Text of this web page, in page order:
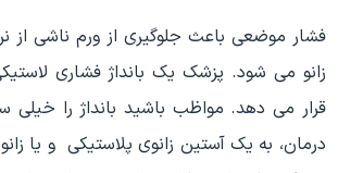
فشار موضعی باعث جلوگیری از ورم ناشی
زانو می شود. پزشک یک بانداژ فشاری
قرار می دهد. مواظب باشید بانداژ را
درمان، به یک آستین زانوی پلاستیکی و یا